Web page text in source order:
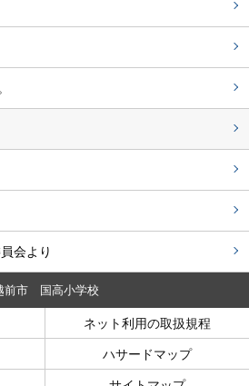
会より
前市 国高小学校
ネット利用の取扱規程
ハサードマップ